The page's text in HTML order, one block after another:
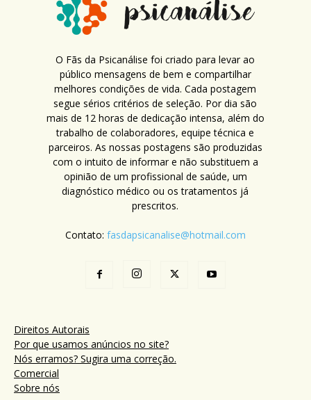
O Fãs da Psicanálise foi criado para levar ao
público mensagens de bem e compartilhar
melhores condições de vida. Cada postagem
segue sérios critérios de seleção. Por dia são
mais de 12 horas de dedicação intensa, além do
trabalho de colaboradores, equipe técnica e
parceiros. As nossas postagens são produzidas
com o intuito de informar e não substituem a
opinião de um profissional de saúde, um
diagnóstico médico ou os tratamentos já
prescritos.
Contato: fasdapsicanalise@hotmail.com
Direitos Autorais
Por que usamos anúncios no site?
Nós erramos? Sugira uma correção.
Comercial
Sobre nós